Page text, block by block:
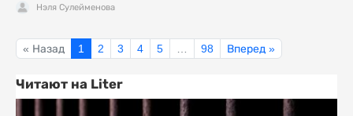
Нэля Сулейменова
« Назад 1 2 3 4 5 … 98 Вперед »
Читают на Liter